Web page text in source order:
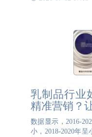
字、龙凤、才子佳
乳制品行业
精准营销？
数据显示，2016-
小，2018-2020年